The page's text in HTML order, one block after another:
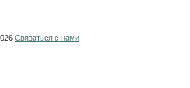
Связаться с нами